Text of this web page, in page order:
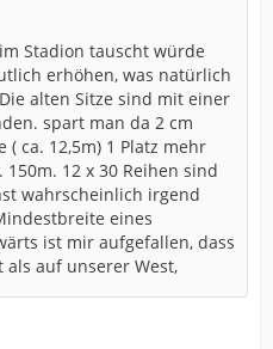
Stadion tauscht würde
erhöhen, was natürlich
alten Sitze sind mit einer
spart man da 2 cm
( ca. 12,5m) 1 Platz mehr
12 x 30 Reihen sind
wahrscheinlich irgend
eines
ist mir aufgefallen, dass
auf unserer West,